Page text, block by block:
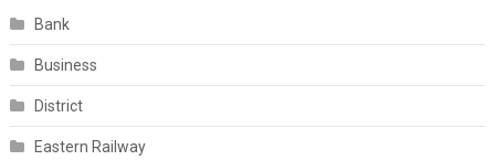
Bank
Business
District
Eastern Railway